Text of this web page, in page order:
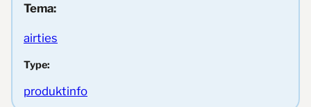
Tema:
airties
Type:
produktinfo